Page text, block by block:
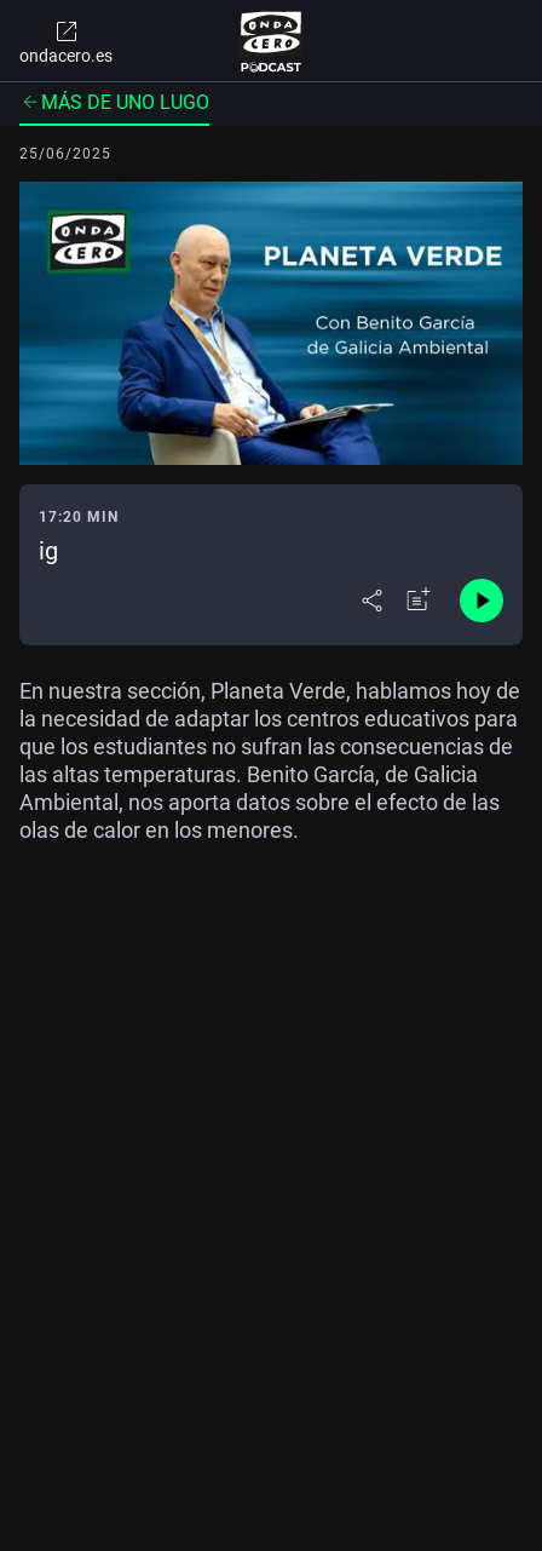
ondacero.es
MÁS DE UNO LUGO
25/06/2025
17:20 MIN
ig
En nuestra sección, Planeta Verde, hablamos hoy de
la necesidad de adaptar los centros educativos para
que los estudiantes no sufran las consecuencias de
las altas temperaturas. Benito García, de Galicia
Ambiental, nos aporta datos sobre el efecto de las
olas de calor en los menores.